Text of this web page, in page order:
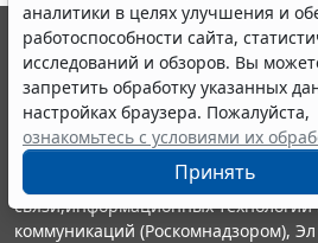
аналитики в целях улучшения и
работоспособности сайта,
исследований и обзоров. Вы
запретить обработку указанных
настройках браузера. Пожалуйста,
ознакомьтесь с условиями их
Принять
© ООО "НПП "ГАРАНТ-СЕРВИС",
выпускается с 1990 года.
являются участниками Российской
информации ГАРАНТ.
Портал ГАРАНТ.РУ зарегистрирован
издания Федеральной службой по
связи,информационных технологий
коммуникаций (Роскомнадзором),